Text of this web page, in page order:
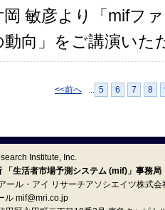
敏彦より「mifフ
動向」をご講演いた
<<前へ 5 6 7 8
Institute, Inc.
「生活者市場予測システム (mif)」事務局
ール・アイ リサーチアソシエイツ株式会
ル mif@mri.co.jp